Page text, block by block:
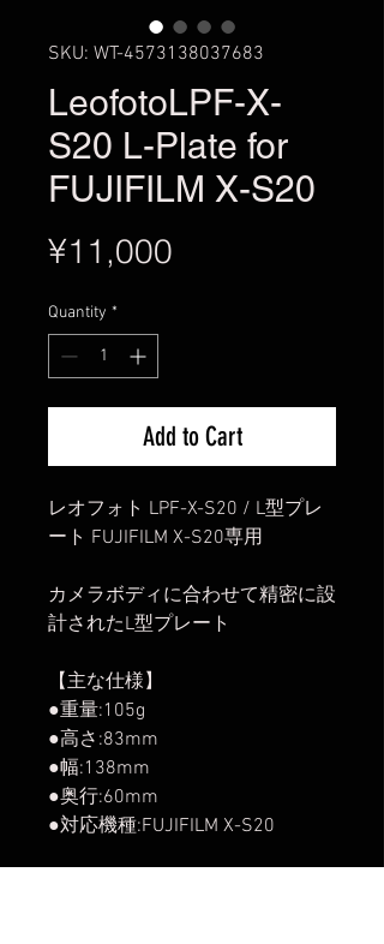
SKU: WT-4573138037683
LeofotoLPF-X-
S20 L-Plate for
FUJIFILM X-S20
¥11,000
Quantity *
Add to Cart
レオフォト LPF-X-S20 / L型プレ
ート FUJIFILM X-S20専用
カメラボディに合わせて精密に設
計されたL型プレート
【主な仕様】
●重量:105g
●高さ:83mm
●幅:138mm
●奥行:60mm
●対応機種:FUJIFILM X-S20